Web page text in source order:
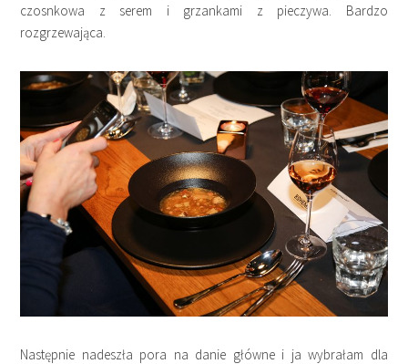
czosnkowa z serem i grzankami z pieczywa. Bardzo
rozgrzewająca.
Następnie nadeszła pora na danie główne i ja wybrałam dla